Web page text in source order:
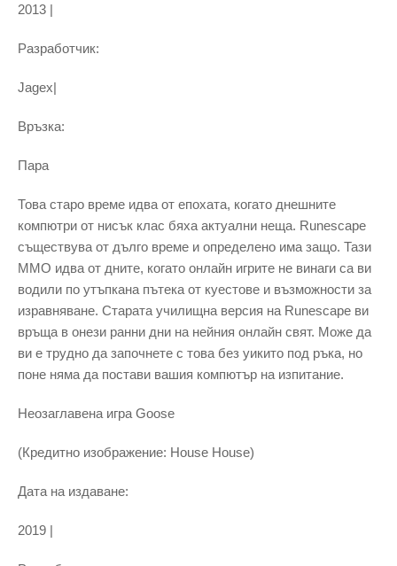
2013 |
Разработчик:
Jagex|
Връзка:
Пара
Това старо време идва от епохата, когато днешните
компютри от нисък клас бяха актуални неща. Runescape
съществува от дълго време и определено има защо. Тази
MMO идва от дните, когато онлайн игрите не винаги са ви
водили по утъпкана пътека от куестове и възможности за
изравняване. Старата училищна версия на Runescape ви
връща в онези ранни дни на нейния онлайн свят. Може да
ви е трудно да започнете с това без уикито под ръка, но
поне няма да постави вашия компютър на изпитание.
Неозаглавена игра Goose
(Кредитно изображение: House House)
Дата на издаване:
2019 |